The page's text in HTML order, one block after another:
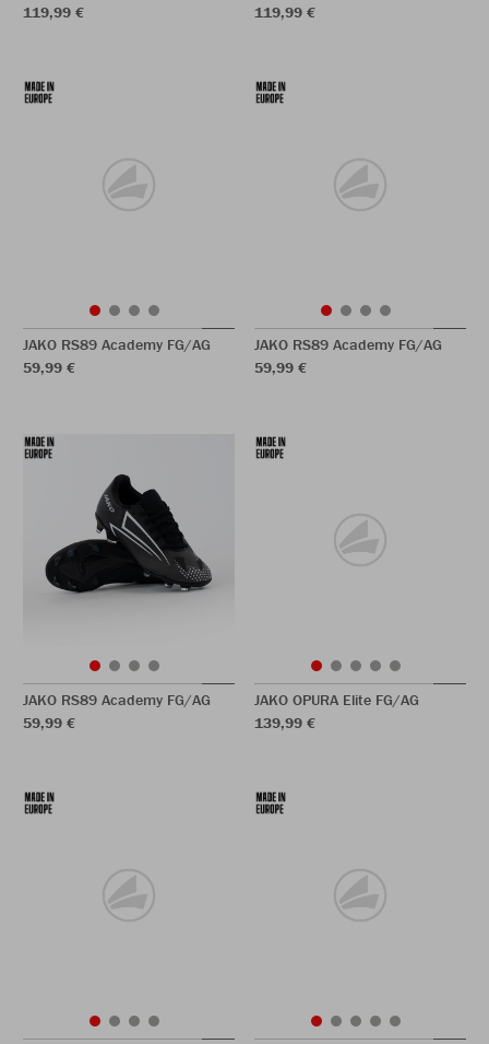
119,99 €
119,99 €
JAKO RS89 Academy FG/AG
59,99 €
JAKO RS89 Academy FG/AG
59,99 €
JAKO RS89 Academy FG/AG
59,99 €
JAKO OPURA Elite FG/AG
139,99 €